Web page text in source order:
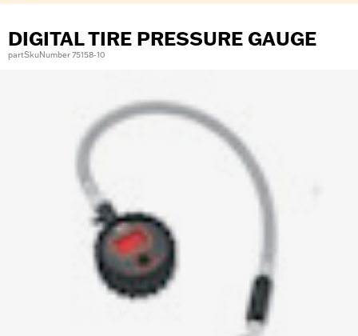
DIGITAL TIRE PRESSURE GAUGE
partSkuNumber 75158-10